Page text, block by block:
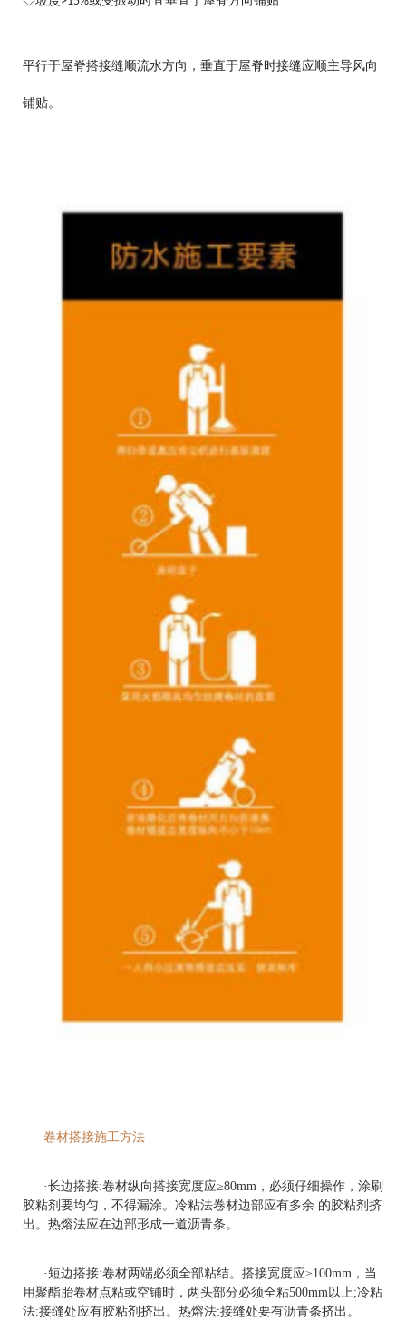
平行于屋脊搭接缝顺流水方向，垂直于屋脊时接缝应顺主导风向
铺贴。
卷材搭接施工方法
·长边搭接:卷材纵向搭接宽度应≥80mm，必须仔细操作，涂刷
胶粘剂要均匀，不得漏涂。冷粘法卷材边部应有多余 的胶粘剂挤
出。热熔法应在边部形成一道沥青条。
·短边搭接:卷材两端必须全部粘结。搭接宽度应≥100mm，当
用聚酯胎卷材点粘或空铺时，两头部分必须全粘500mm以上;冷粘
法:接缝处应有胶粘剂挤出。热熔法:接缝处要有沥青条挤出。